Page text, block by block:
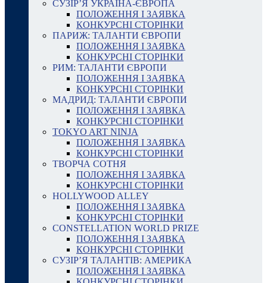
СУЗІР’Я УКРАЇНА-ЄВРОПА
ПОЛОЖЕННЯ І ЗАЯВКА
КОНКУРСНІ СТОРІНКИ
ПАРИЖ: ТАЛАНТИ ЄВРОПИ
ПОЛОЖЕННЯ І ЗАЯВКА
КОНКУРСНІ СТОРІНКИ
РИМ: ТАЛАНТИ ЄВРОПИ
ПОЛОЖЕННЯ І ЗАЯВКА
КОНКУРСНІ СТОРІНКИ
МАДРИД: ТАЛАНТИ ЄВРОПИ
ПОЛОЖЕННЯ І ЗАЯВКА
КОНКУРСНІ СТОРІНКИ
TOKYO ART NINJA
ПОЛОЖЕННЯ І ЗАЯВКА
КОНКУРСНІ СТОРІНКИ
ТВОРЧА СОТНЯ
ПОЛОЖЕННЯ І ЗАЯВКА
КОНКУРСНІ СТОРІНКИ
HOLLYWOOD ALLEY
ПОЛОЖЕННЯ І ЗАЯВКА
КОНКУРСНІ СТОРІНКИ
CONSTELLATION WORLD PRIZE
ПОЛОЖЕННЯ І ЗАЯВКА
КОНКУРСНІ СТОРІНКИ
СУЗІР’Я ТАЛАНТІВ: АМЕРИКА
ПОЛОЖЕННЯ І ЗАЯВКА